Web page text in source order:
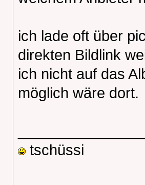
ich lade oft über
direkten Bildlink
ich nicht auf das
möglich wäre dort.
tschüssi